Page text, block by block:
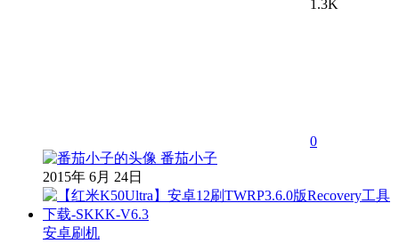
1.3K
0
番茄小子
2015年 6月 24日
安卓刷机